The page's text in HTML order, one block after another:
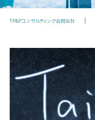
TP&Pコンサルティング合同会社